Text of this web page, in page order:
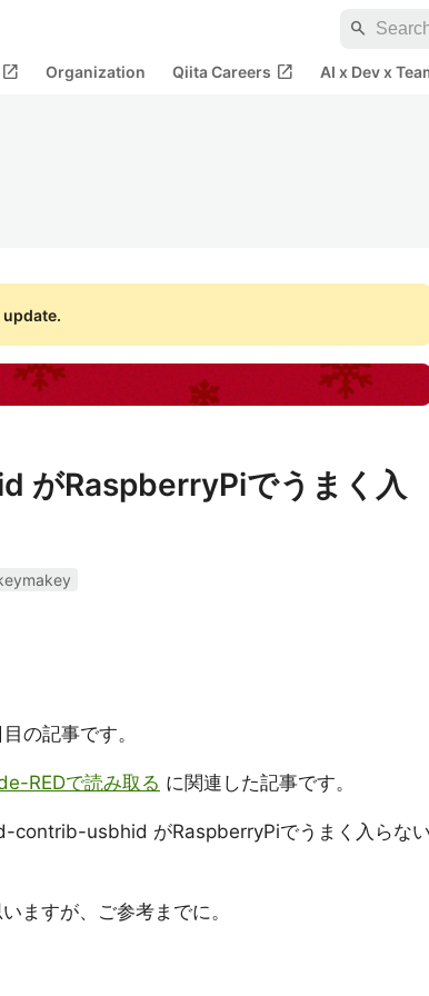
search
open_in_new Organization Qiita Careers open_in_new AI x Dev x
RaspberryPiでうまく入
の記事です。
REDで読み取る に関連した記事です。
contrib-usbhid がRaspberryPiでうまく入らな
ますが、ご参考までに。